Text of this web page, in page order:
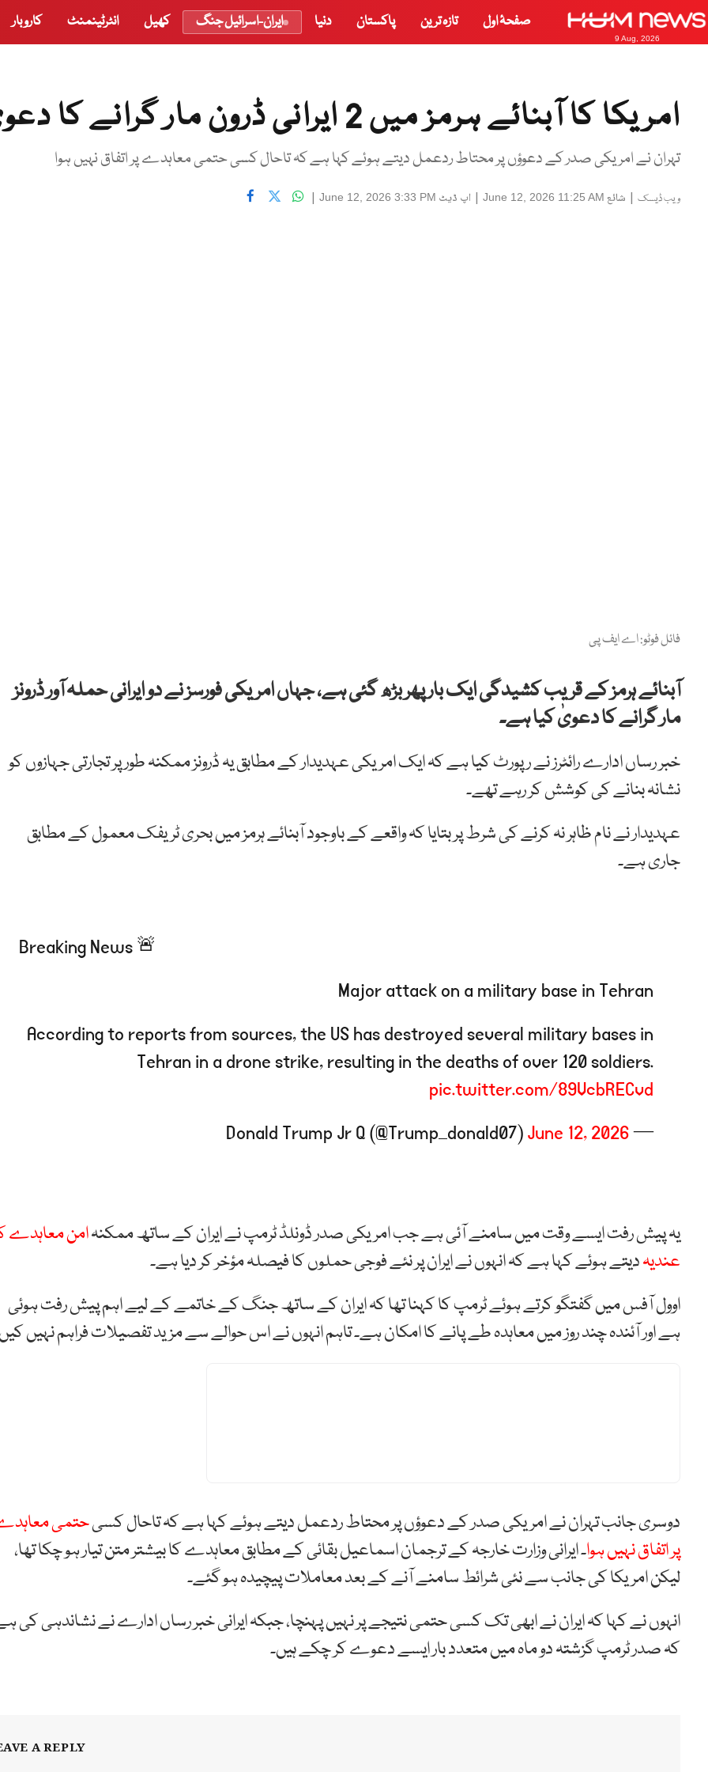
9 Aug, 2026
صفحۂ اول تازہ ترین پاکستان دنیا ایران-اسرائیل جنگ کھیل انٹرٹینمنٹ کاروبار
امریکا کا آبنائے ہرمز میں 2 ایرانی ڈرون مار گرانے کا دعویٰ
تہران نے امریکی صدر کے دعوؤں پر محتاط ردعمل دیتے ہوئے کہا ہے کہ تاحال کسی حتمی معاہدے پر اتفاق نہیں ہوا
ویب ڈیسک | شائع June 12, 2026 11:25 AM
| اپ ڈیٹ June 12, 2026 3:33 PM
|
فائل فوٹو: اے ایف پی
آبنائے ہرمز کے قریب کشیدگی ایک بار پھر بڑھ گئی ہے، جہاں امریکی فورسز نے دو ایرانی حملہ آور ڈرونز
مار گرانے کا دعویٰ کیا ہے۔
خبر رساں ادارے رائٹرز نے رپورٹ کیا ہے کہ ایک امریکی عہدیدار کے مطابق یہ ڈرونز ممکنہ طور پر تجارتی جہازوں کو
نشانہ بنانے کی کوشش کر رہے تھے۔
عہدیدار نے نام ظاہر نہ کرنے کی شرط پر بتایا کہ واقعے کے باوجود آبنائے ہرمز میں بحری ٹریفک معمول کے مطابق
جاری ہے۔
Breaking News 🚨
Major attack on a military base in Tehran
According to reports from sources, the US has destroyed several military bases in
Tehran in a drone strike, resulting in the deaths of over 120 soldiers.
pic.twitter.com/89VcbRECvd
— Donald Trump Jr Q (@Trump_donald07)
June 12, 2026
یہ پیش رفت ایسے وقت میں سامنے آئی ہے جب امریکی صدر ڈونلڈ ٹرمپ نے ایران کے ساتھ ممکنہامن معاہدے
عندیہدیتے ہوئے کہا ہے کہ انہوں نے ایران پر نئے فوجی حملوں کا فیصلہ مؤخر کر دیا ہے۔
اوول آفس میں گفتگو کرتے ہوئے ٹرمپ کا کہنا تھا کہ ایران کے ساتھ جنگ کے خاتمے کے لیے اہم پیش رفت ہوئی
ہے اور آئندہ چند روز میں معاہدہ طے پانے کا امکان ہے۔ تاہم انہوں نے اس حوالے سے مزید تفصیلات فراہم نہیں
دوسری جانب تہران نے امریکی صدر کے دعوؤں پر محتاط ردعمل دیتے ہوئے کہا ہے کہ تاحال کسیحتمی
پر اتفاق نہیں ہوا۔ ایرانی وزارت خارجہ کے ترجمان اسماعیل بقائی کے مطابق معاہدے کا بیشتر متن تیار ہو چکا تھا،
لیکن امریکا کی جانب سے نئی شرائط سامنے آنے کے بعد معاملات پیچیدہ ہو گئے۔
انہوں نے کہا کہ ایران نے ابھی تک کسی حتمی نتیجے پر نہیں پہنچا، جبکہ ایرانی خبر رساں ادارے نے نشاندہی کی
کہ صدر ٹرمپ گزشتہ دو ماہ میں متعدد بار ایسے دعوے کر چکے ہیں۔
A REPLY